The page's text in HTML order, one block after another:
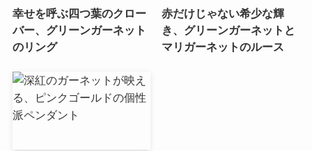
幸せを呼ぶ四つ葉のクロー
バー、グリーンガーネット
のリング
赤だけじゃない希少な輝
き、グリーンガーネットと
マリガーネットのルース